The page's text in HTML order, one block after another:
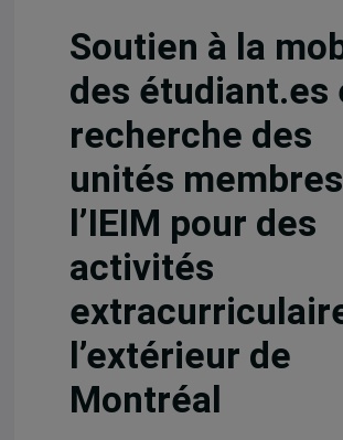
Soutien à la
des étudiant.es
recherche des
unités
l’IEIM pour des
activités
l’extérieur de
Montréal